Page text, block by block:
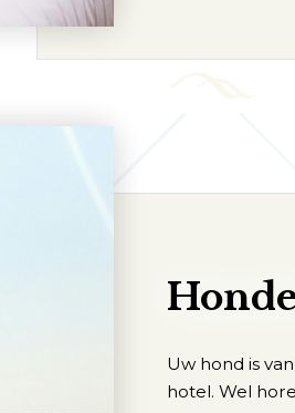
Uw hond is
hotel. Wel